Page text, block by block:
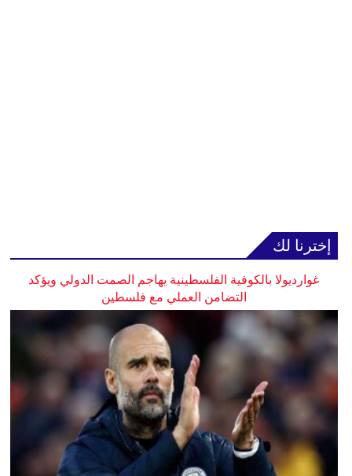
إخترنا لك
غوارديولا بالكوفية الفلسطينية يهاجم الصمت الدولي ويؤكد
التضامن العملي مع فلسطين